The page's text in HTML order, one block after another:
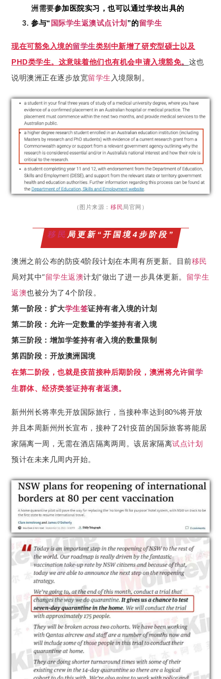
洲需要参加医院实习，也可以通过学校出具的
参与“ 国际学生返澳试点计划 ”的留学生
现在可豁免入境的留学生类别中新增了研究型硕士以及
PHD类学生。这意味着他们也有机会申请入境豁免。 这也
说明澳洲正在逐步放宽留学生 入境限制。
（图片来源： 移民局官网）
移民局更新“开国境4步阶段”
澳洲之前公布的防疫4阶段计划在本周有所更新。 目前移民
局对其中“留学生返澳计划”做出了进一步具体更新。 留学生
返澳也被分为了4个阶段。
第一阶段：扩大学生签证持有者入境的计划
第二阶段：允许一定数量的学签持有者入境
第三阶段：增加学签持有者入境的数量限制
第四阶段：开放澳洲国境
在第二阶段，也就是疫苗接种后期阶段，澳洲将允许留学
生群体、经济类签证持有者返澳。
新州州长将率先开放国际旅行，当接种率达到80%将开放
并且本周新州州长宣布，接种了2针疫苗的国际旅客将能居
家隔离一周，无需在酒店隔离两周。该居家隔离试点计划
预计在未来几周内开始。